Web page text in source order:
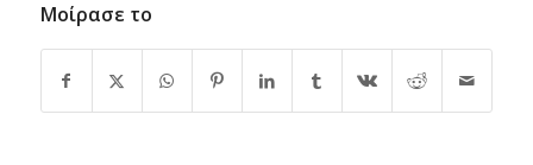
Μοίρασε το